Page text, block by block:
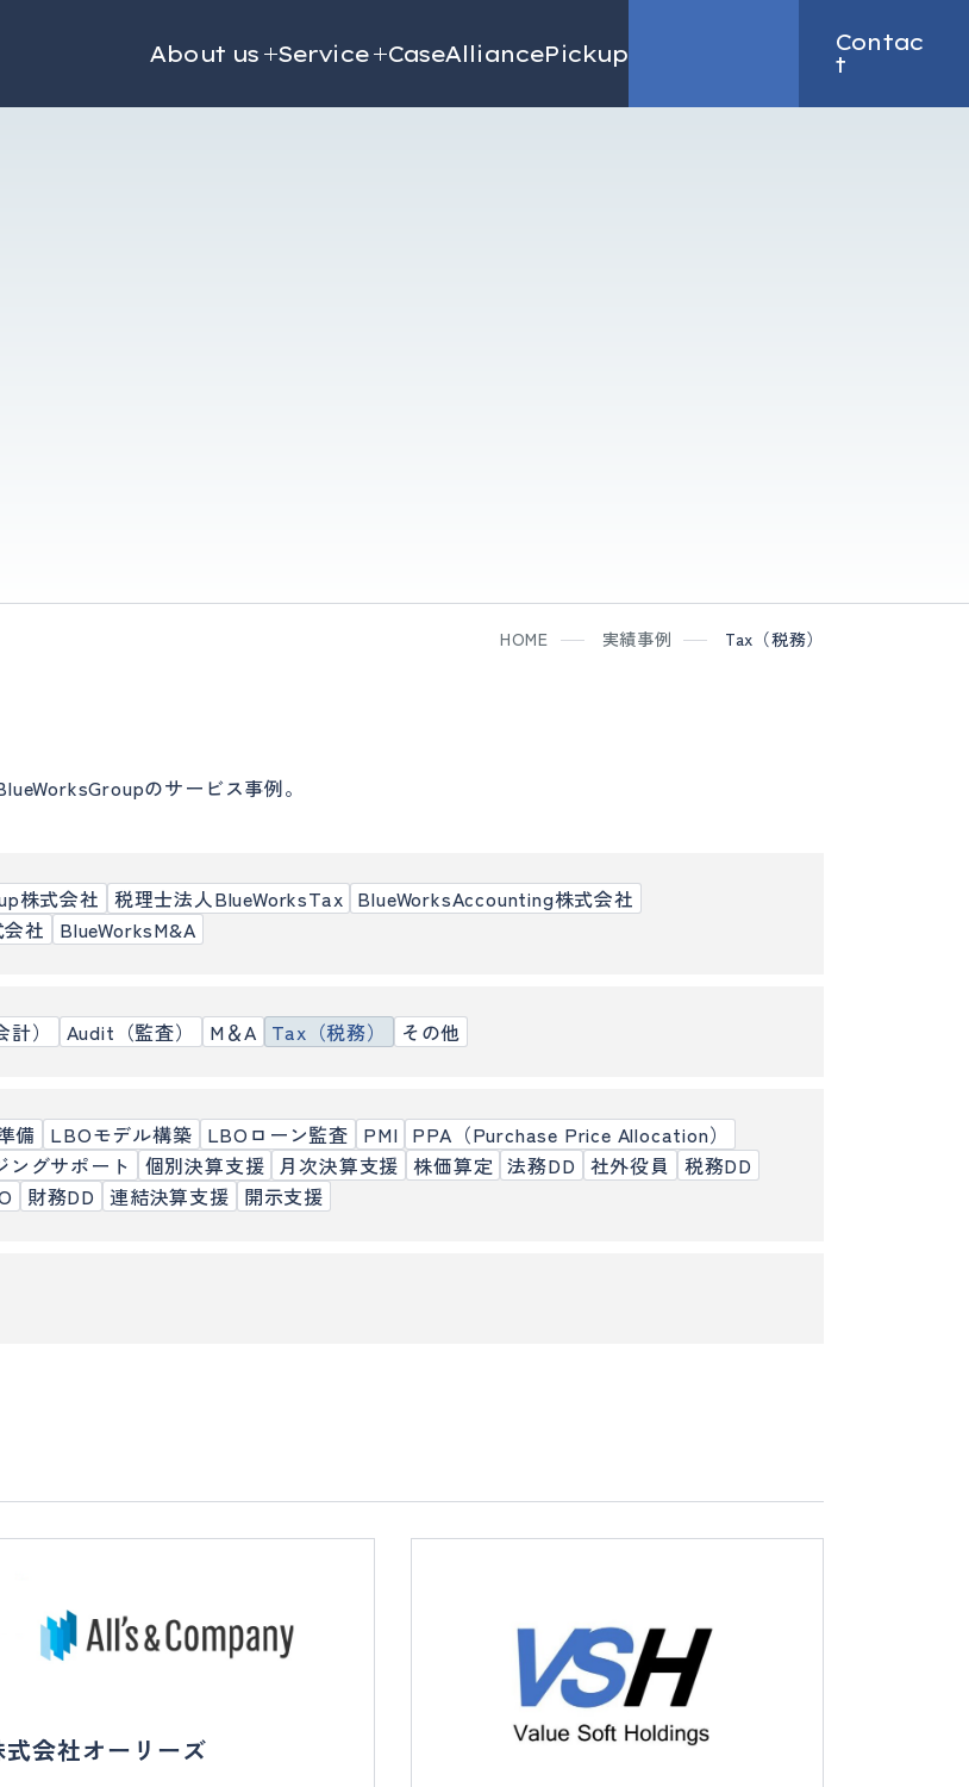
About us Service CaseAlliancePickup
Contac
t
HOME 実績事例 Tax（税務）
のサービス事例。
株式会社 税理士法人BlueWorksTax BlueWorksAccounting株式会社
社
BlueWorksM&A
） Audit（監査） M＆A Tax（税務） その他
備 LBOモデル構築 LBOローン監査 PMI PPA（Purchase Price Allocation）
ングサポート 個別決算支援 月次決算支援 株価算定 法務DD 社外役員 税務DD
財務DD 連結決算支援 開示支援
式会社オーリーズ